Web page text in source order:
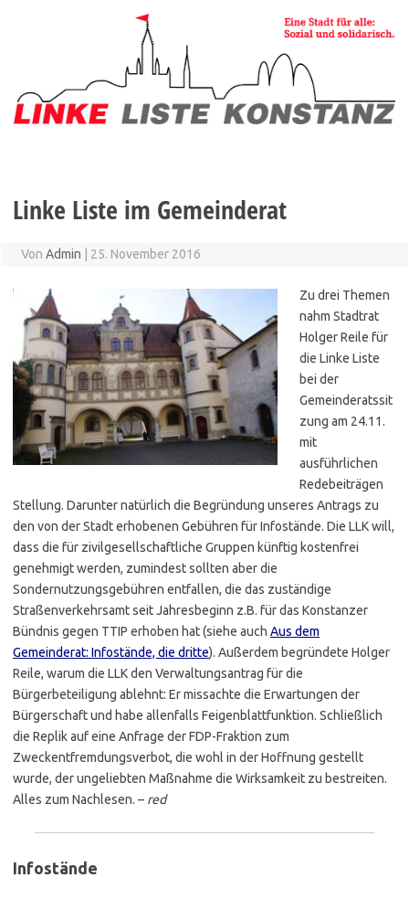
Linke Liste im Gemeinderat
Von Admin 25. November 2016
Zu drei Themen
nahm Stadtrat
Holger Reile für
die Linke Liste
bei der
Gemeinderatssit
zung am 24.11.
mit
ausführlichen
Redebeiträgen
Stellung. Darunter natürlich die Begründung unseres Antrags zu
den von der Stadt erhobenen Gebühren für Infostände. Die LLK will,
dass die für zivilgesellschaftliche Gruppen künftig kostenfrei
genehmigt werden, zumindest sollten aber die
Sondernutzungsgebühren entfallen, die das zuständige
Straßenverkehrsamt seit Jahresbeginn z.B. für das Konstanzer
Bündnis gegen TTIP erhoben hat (siehe auch Aus dem
Gemeinderat: Infostände, die dritte). Außerdem begründete Holger
Reile, warum die LLK den Verwaltungsantrag für die
Bürgerbeteiligung ablehnt: Er missachte die Erwartungen der
Bürgerschaft und habe allenfalls Feigenblattfunktion. Schließlich
die Replik auf eine Anfrage der FDP-Fraktion zum
Zweckentfremdungsverbot, die wohl in der Hoffnung gestellt
wurde, der ungeliebten Maßnahme die Wirksamkeit zu bestreiten.
Alles zum Nachlesen. – red
Infostände